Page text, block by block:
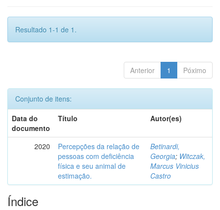
Resultado 1-1 de 1.
Anterior 1 Póximo
Conjunto de itens:
Data do
documento
Título Autor(es)
2020
Percepções da relação de
pessoas com deficiência
física e seu animal de
estimação.
Betinardi,
Georgia; Witczak,
Marcus Vinicius
Castro
Índice